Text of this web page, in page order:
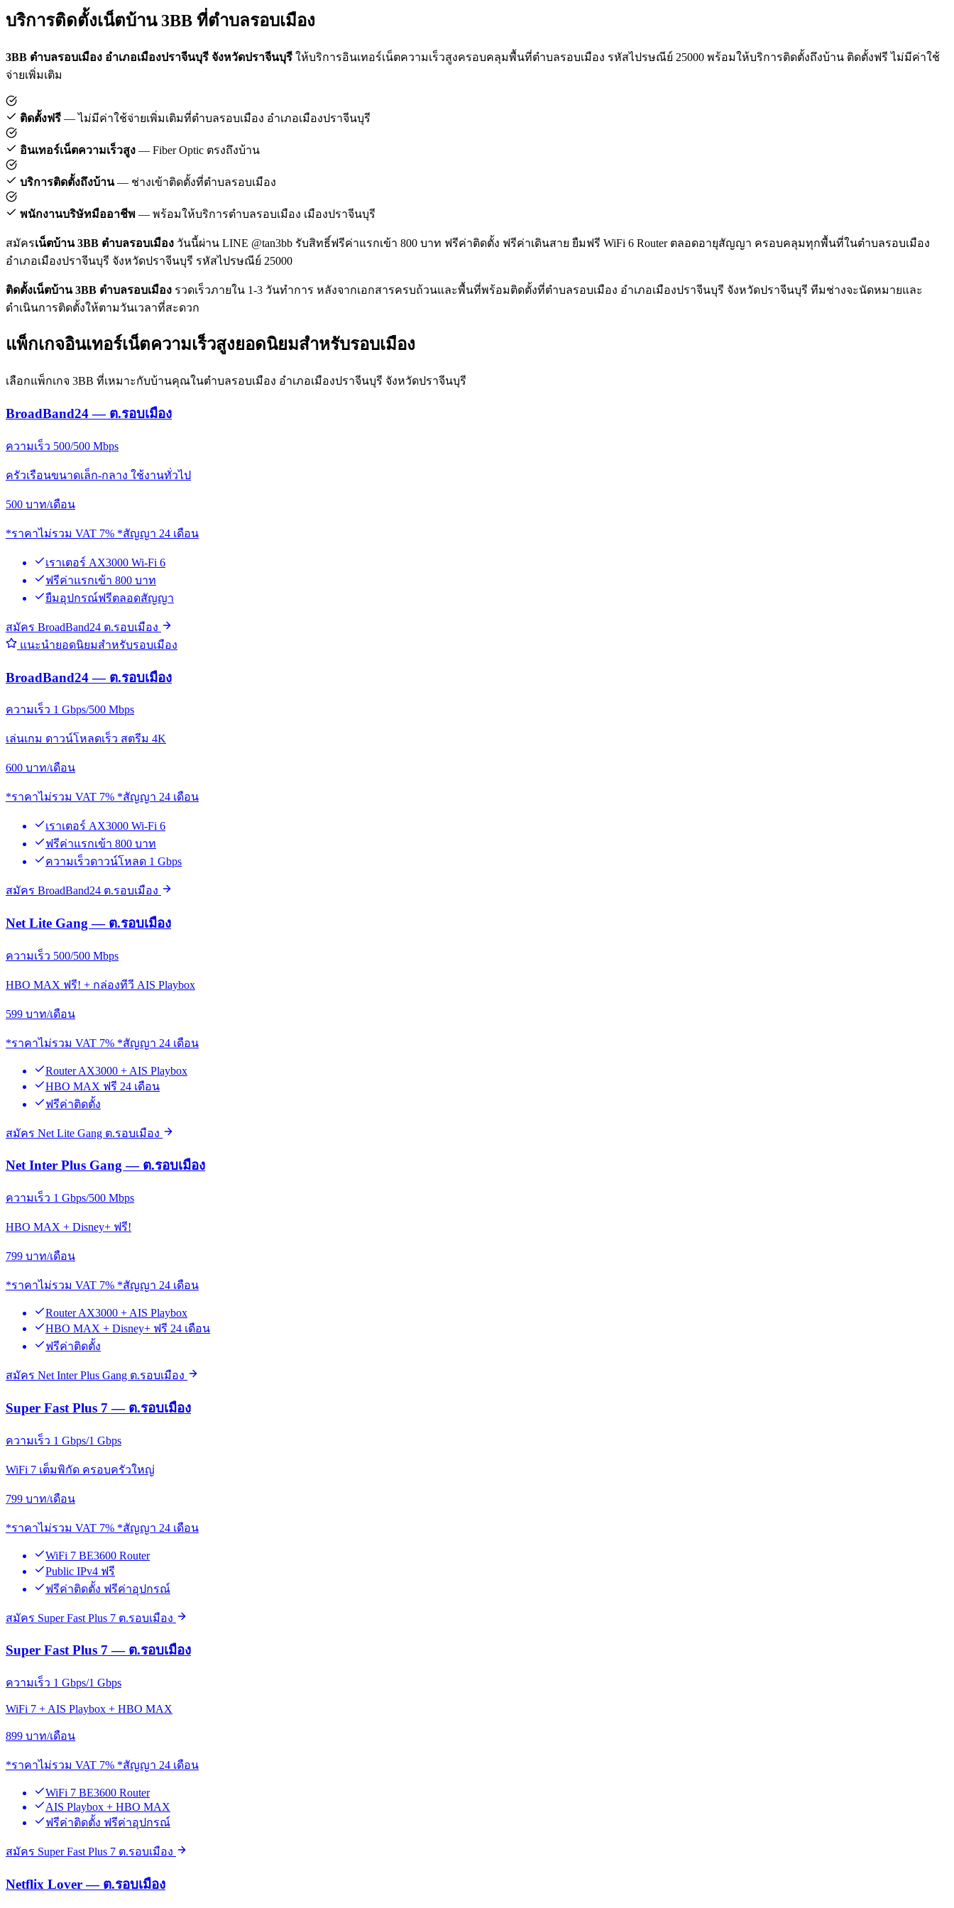
บริการติดตั้งเน็ตบ้าน 3BB ที่ตำบลรอบเมือง
3BB ตำบลรอบเมือง อำเภอเมืองปราจีนบุรี จังหวัดปราจีนบุรี ให้บริการอินเทอร์เน็ตความเร็วสูงครอบคลุมพื้นที่ตำบลรอบเมือง รหัสไปรษณีย์ 25000 พร้อมให้บริการติดตั้งถึงบ้าน ติดตั้งฟรี ไม่มีค่าใช้
จ่ายเพิ่มเติม
ติดตั้งฟรี — ไม่มีค่าใช้จ่ายเพิ่มเติมที่ตำบลรอบเมือง อำเภอเมืองปราจีนบุรี
อินเทอร์เน็ตความเร็วสูง — Fiber Optic ตรงถึงบ้าน
บริการติดตั้งถึงบ้าน— ช่างเข้าติดตั้งที่ตำบลรอบเมือง
พนักงานบริษัทมืออาชีพ — พร้อมให้บริการตำบลรอบเมือง เมืองปราจีนบุรี
สมัครเน็ตบ้าน 3BB ตำบลรอบเมือง วันนี้ผ่าน LINE @tan3bb รับสิทธิ์ฟรีค่าแรกเข้า 800 บาท ฟรีค่าติดตั้ง ฟรีค่าเดินสาย ยืมฟรี WiFi 6 Router ตลอดอายุสัญญา ครอบคลุมทุกพื้นที่ในตำบลรอบเมือง
อำเภอเมืองปราจีนบุรี จังหวัดปราจีนบุรี รหัสไปรษณีย์ 25000
ติดตั้งเน็ตบ้าน 3BB ตำบลรอบเมือง รวดเร็วภายใน 1-3 วันทำการ หลังจากเอกสารครบถ้วนและพื้นที่พร้อมติดตั้งที่ตำบลรอบเมือง อำเภอเมืองปราจีนบุรี จังหวัดปราจีนบุรี ทีมช่างจะนัดหมายและ
ดำเนินการติดตั้งให้ตามวันเวลาที่สะดวก
แพ็กเกจอินเทอร์เน็ตความเร็วสูงยอดนิยมสำหรับรอบเมือง
เลือกแพ็กเกจ 3BB ที่เหมาะกับบ้านคุณในตำบลรอบเมือง อำเภอเมืองปราจีนบุรี จังหวัดปราจีนบุรี
BroadBand24 — ต.รอบเมือง
ความเร็ว 500/500 Mbps
ครัวเรือนขนาดเล็ก-กลาง ใช้งานทั่วไป
500 บาท/เดือน
*ราคาไม่รวม VAT 7% *สัญญา 24 เดือน
เราเตอร์ AX3000 Wi-Fi 6
ฟรีค่าแรกเข้า 800 บาท
ยืมอุปกรณ์ฟรีตลอดสัญญา
สมัคร BroadBand24 ต.รอบเมือง
แนะนำยอดนิยมสำหรับรอบเมือง
BroadBand24 — ต.รอบเมือง
ความเร็ว 1 Gbps/500 Mbps
เล่นเกม ดาวน์โหลดเร็ว สตรีม 4K
600 บาท/เดือน
*ราคาไม่รวม VAT 7% *สัญญา 24 เดือน
เราเตอร์ AX3000 Wi-Fi 6
ฟรีค่าแรกเข้า 800 บาท
ความเร็วดาวน์โหลด 1 Gbps
สมัคร BroadBand24 ต.รอบเมือง
Net Lite Gang — ต.รอบเมือง
ความเร็ว 500/500 Mbps
HBO MAX ฟรี! + กล่องทีวี AIS Playbox
599 บาท/เดือน
*ราคาไม่รวม VAT 7% *สัญญา 24 เดือน
Router AX3000 + AIS Playbox
HBO MAX ฟรี 24 เดือน
ฟรีค่าติดตั้ง
สมัคร Net Lite Gang ต.รอบเมือง
Net Inter Plus Gang — ต.รอบเมือง
ความเร็ว 1 Gbps/500 Mbps
HBO MAX + Disney+ ฟรี!
799 บาท/เดือน
*ราคาไม่รวม VAT 7% *สัญญา 24 เดือน
Router AX3000 + AIS Playbox
HBO MAX + Disney+ ฟรี 24 เดือน
ฟรีค่าติดตั้ง
สมัคร Net Inter Plus Gang ต.รอบเมือง
Super Fast Plus 7 — ต.รอบเมือง
ความเร็ว 1 Gbps/1 Gbps
WiFi 7 เต็มพิกัด ครอบครัวใหญ่
799 บาท/เดือน
*ราคาไม่รวม VAT 7% *สัญญา 24 เดือน
WiFi 7 BE3600 Router
Public IPv4 ฟรี
ฟรีค่าติดตั้ง ฟรีค่าอุปกรณ์
สมัคร Super Fast Plus 7 ต.รอบเมือง
Super Fast Plus 7 — ต.รอบเมือง
ความเร็ว 1 Gbps/1 Gbps
WiFi 7 + AIS Playbox + HBO MAX
899 บาท/เดือน
*ราคาไม่รวม VAT 7% *สัญญา 24 เดือน
WiFi 7 BE3600 Router
AIS Playbox + HBO MAX
ฟรีค่าติดตั้ง ฟรีค่าอุปกรณ์
สมัคร Super Fast Plus 7 ต.รอบเมือง
Netflix Lover — ต.รอบเมือง